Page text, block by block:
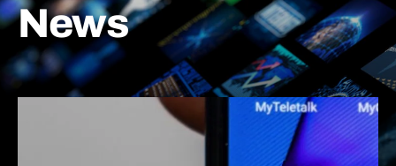
News